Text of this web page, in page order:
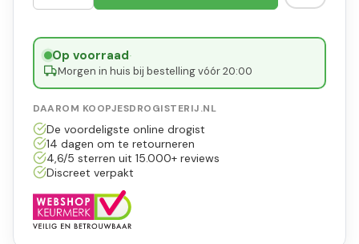
Op voorraad·
Morgen in huis bij bestelling vóór 20:00
DAAROM KOOPJESDROGISTERIJ.NL
De voordeligste online drogist
14 dagen om te retourneren
4,6/5 sterren uit 15.000+ reviews
Discreet verpakt